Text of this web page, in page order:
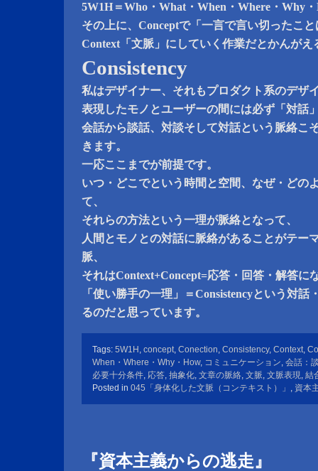
5W1H＝Who・What・When・Where・Why
その上に、Conceptで「一言で言い切ったこ
Context「文脈」にしていく作業だとかんがえ
Consistency
私はデザイナー、それもプロダクト系のデザ
表現したモノとユーザーの間には必ず「対話
会話から談話、対談そして対話という脈絡こ
きます。
一応ここまでが前提です。
いつ・どこでという時間と空間、なぜ・どの
て、
それらの方法という一理が脈絡となって、
人間とモノとの対話に脈絡があることがテー
脈、
それはContext+Concept=応答・回答・解答に
「使い勝手の一理」＝Consistencyという対
るのだと思っています。
Tags: 5W1H , concept, Conection, Consistency, Context,
When・Where・Why・How, コミュニケーション, 会話：
必要十分条件, 応答, 抽象化, 文章の脈絡, 文脈, 文脈表現, 結
Posted in 045「身体化した文脈（コンテキスト）」 , 資本
『資本主義からの逃走』